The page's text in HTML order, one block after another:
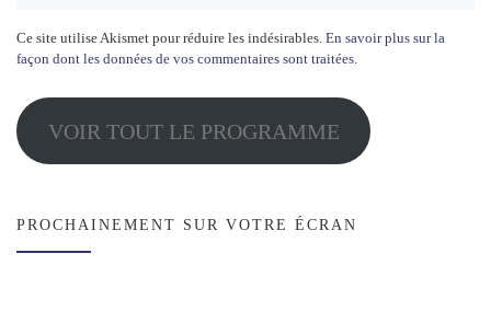
Ce site utilise Akismet pour réduire les indésirables. En savoir plus sur la
façon dont les données de vos commentaires sont traitées.
VOIR TOUT LE PROGRAMME
PROCHAINEMENT SUR VOTRE ÉCRAN